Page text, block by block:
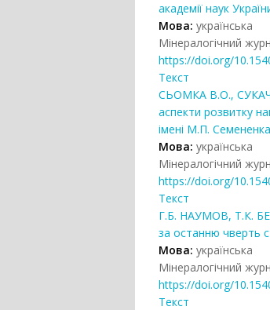
академії наук
Мова: українська
Мінералогічний
https://doi.org/
Текст
СЬОМКА В.О.,
аспекти розвитку
імені М.П.
Мова: українська
Мінералогічний
https://doi.org/
Текст
Г.Б. НАУМОВ, Т.К.
за останню чверть
Мова: українська
Мінералогічний
https://doi.org/
Текст